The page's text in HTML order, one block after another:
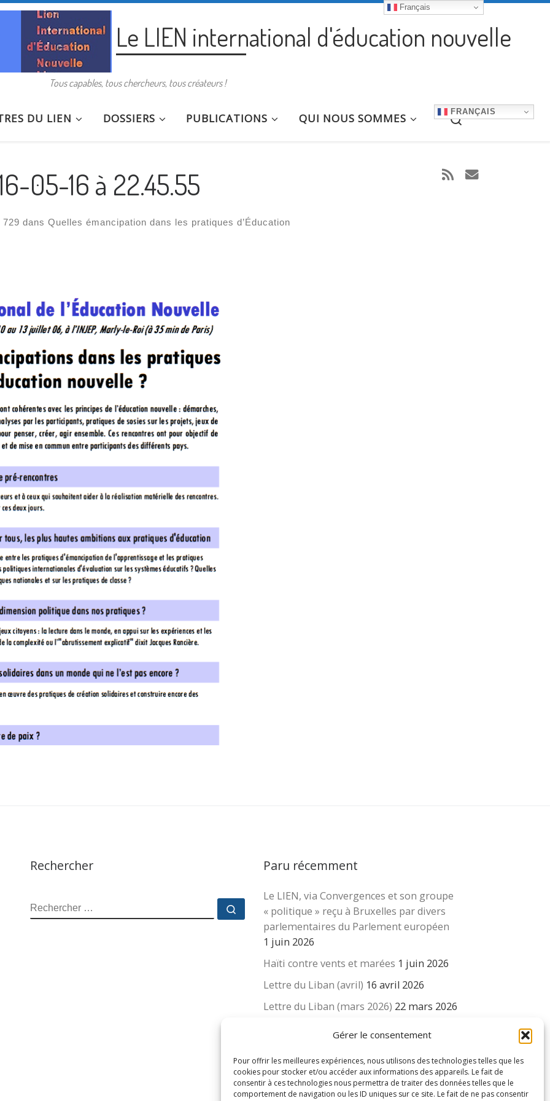
Gérer le consentement
Pour offrir les meilleures expériences, nous utilisons des technologies telles que les
cookies pour stocker et/ou accéder aux informations des appareils. Le fait de
consentir à ces technologies nous permettra de traiter des données telles que le
comportement de navigation ou les ID uniques sur ce site. Le fait de ne pas consentir
Le LIEN international d'éducation nouvelle
Tous capables, tous chercheurs, tous créateurs !
DU LIEN DOSSIERS PUBLICATIONS QUI NOUS SOMMES FRANÇAIS
Search
05-16 à 22.45.55
729 dans Quelles émancipation dans les pratiques d’Éducation
Rechercher
RECHERCHER Rechercher …
Paru récemment
Le LIEN, via Convergences et son groupe
« politique » reçu à Bruxelles par divers
parlementaires du Parlement européen
1 juin 2026
Haïti contre vents et marées 1 juin 2026
Lettre du Liban (avril) 16 avril 2026
Lettre du Liban (mars 2026) 22 mars 2026
suisse des enseignants….
16 mars 2026
Français